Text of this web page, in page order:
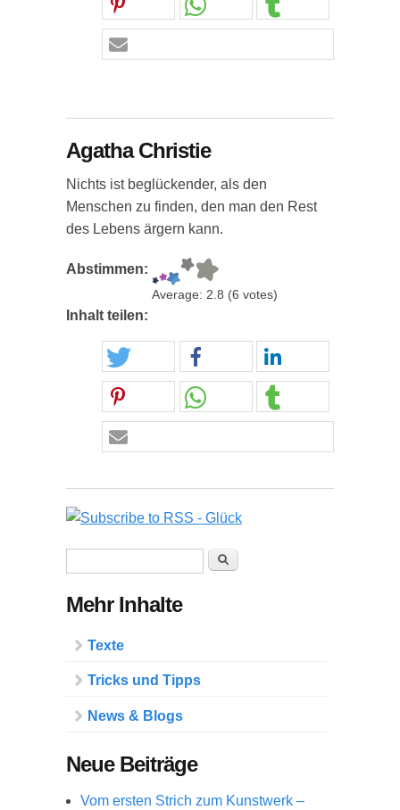
Agatha Christie
Nichts ist beglückender, als den
Menschen zu finden, den man den Rest
des Lebens ärgern kann.
Abstimmen:
Average: 2.8 (6 votes)
Inhalt teilen:
Suche
Mehr Inhalte
Texte
Tricks und Tipps
News & Blogs
Neue Beiträge
Vom ersten Strich zum Kunstwerk –